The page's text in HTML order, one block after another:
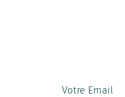
Votre Email